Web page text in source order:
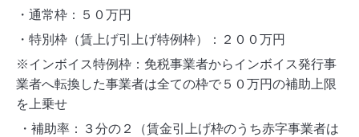
・通常枠：５０万円
・特別枠（賃上げ引上げ特例枠）：２００万円
※インボイス特例枠：免税事業者からインボイス発行事
業者へ転換した事業者は全ての枠で５０万円の補助上限
を上乗せ
・補助率：３分の２（賃金引上げ枠のうち赤字事業者は